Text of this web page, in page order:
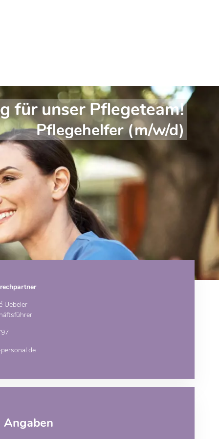
für unser Pflegeteam!
Pflegehelfer (m/w/d)
Uebeler
Angaben